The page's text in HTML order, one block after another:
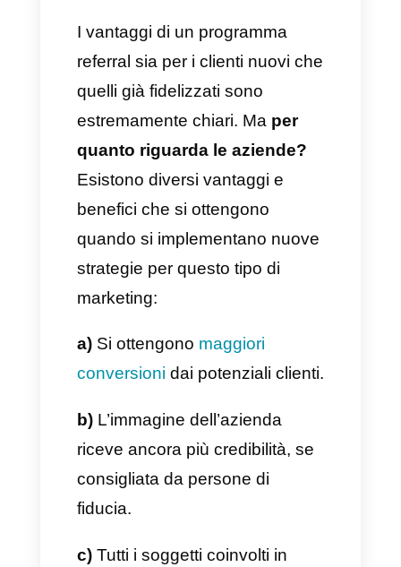
dall’azienda,generando così
fedeltà e correlando una
specifica caratteristica al brand.
Il terzo ed ultimo quesito che
dobbiamo sempre considerare
riguarda i vantaggi che entrambi
i clienti potrannoottenere,
soprattutto dopo che il nuovo
cliente avrà effettuato il suo
primo acquisto.
Questo tipo di condizioni non
fanno altro che incoraggiare il
referente a formulare delle
raccomandazioni in modo del